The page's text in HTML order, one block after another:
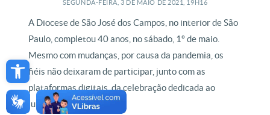
Open toolbar
SEGUNDA-FEIRA, 3 DE MAIO DE 2021, 19H16
A Diocese de São José dos Campos, no interior de São
Paulo, completou 40 anos, no sábado, 1º de maio.
Mesmo com mudanças, por causa da pandemia, os
fiéis não deixaram de participar, junto com as
plataformas digitais, da celebração dedicada ao
jubileu da Diocese.